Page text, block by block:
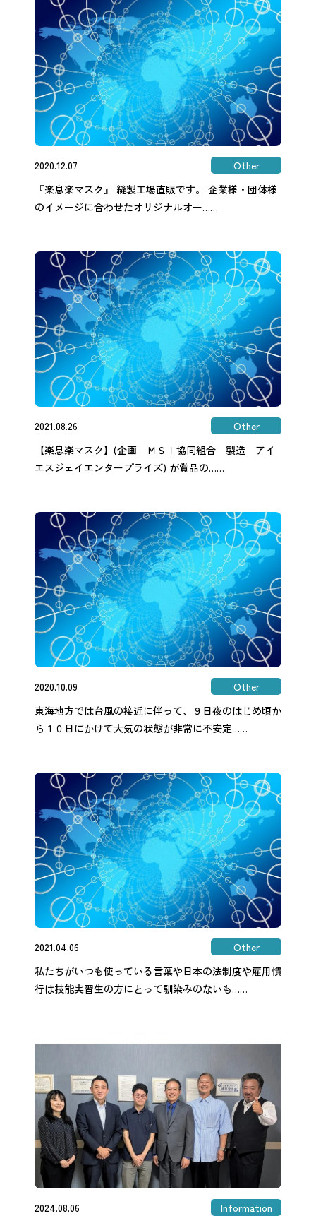
2020.12.07
Other
『楽息楽マスク』 縫製工場直販です。 企業様・団体様
のイメージに合わせたオリジナルオー……
2021.08.26
Other
【楽息楽マスク】(企画 ＭＳＩ協同組合 製造 アイ
エスジェイエンタープライズ) が賞品の……
2020.10.09
Other
東海地方では台風の接近に伴って、９日夜のはじめ頃か
ら１０日にかけて大気の状態が非常に不安定……
2021.04.06
Other
私たちがいつも使っている言葉や日本の法制度や雇用慣
行は技能実習生の方にとって馴染みのないも……
2024.08.06
Information